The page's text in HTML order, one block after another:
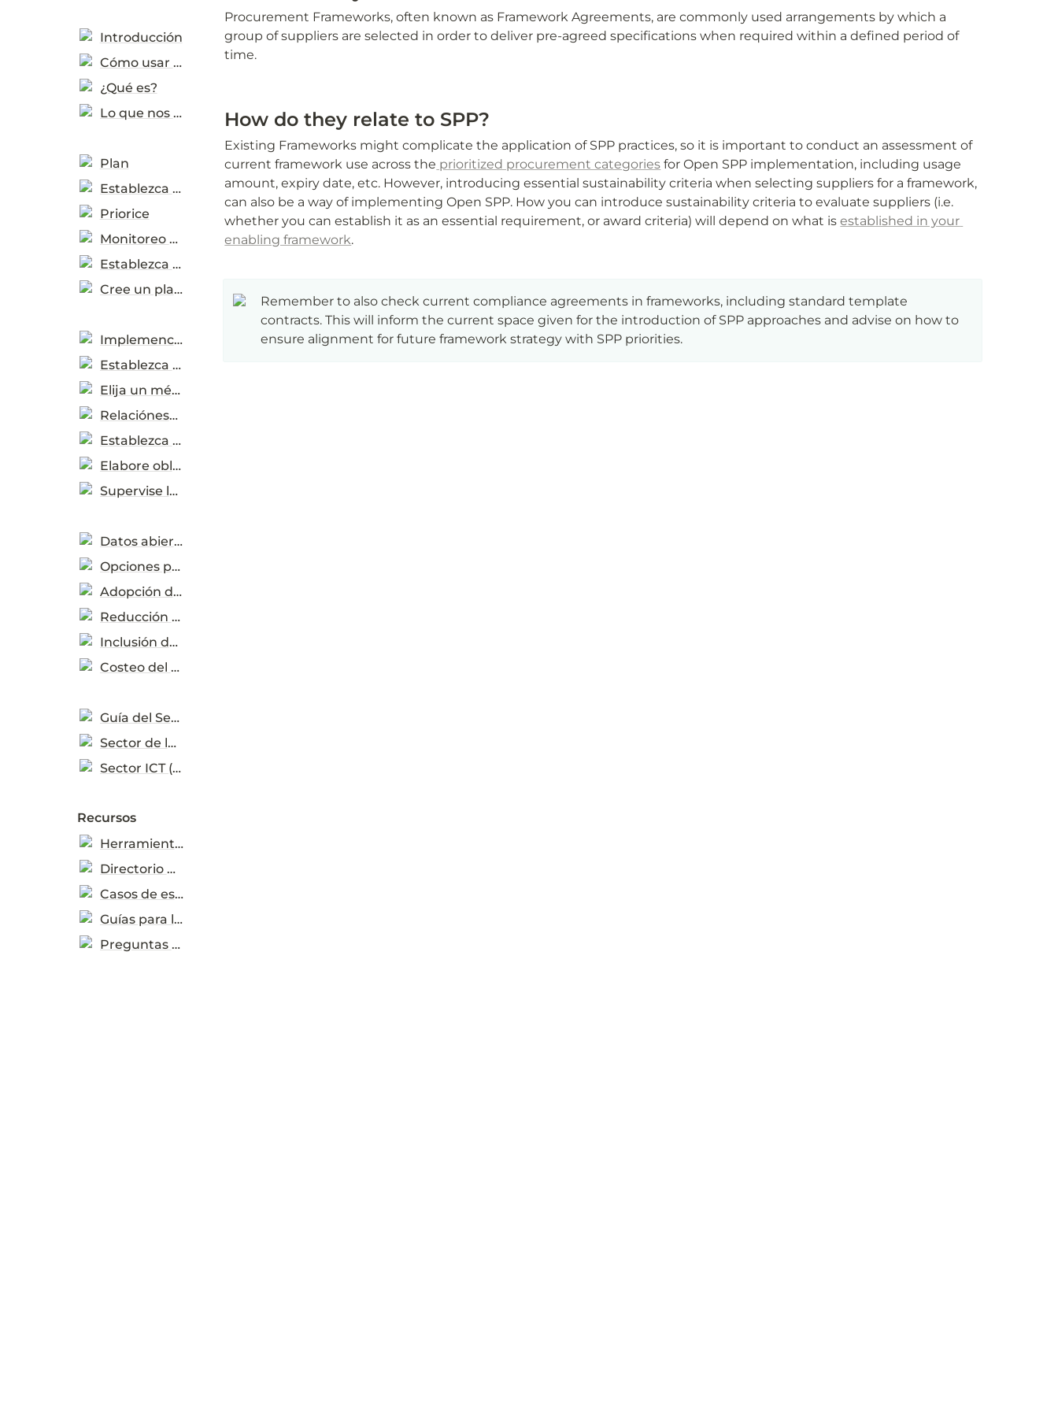
Introducción
Cómo usar la herramienta
¿Qué es?
Lo que nos dijeron los usuarios
Plan
Establezca un entorno habilitante
Priorice
Monitoreo y evaluación
Establezca mecanismos de apoyo
Cree un plan de acción
Implemención
Establezca necesidades
Elija un método de contratación
Relaciónese con el mercado
Establezca criterios de sostenibilidad
Elabore obligaciones del contrato
Supervise la implementación
Datos abiertos y progreso de medición
Opciones para el uso de datos
Adopción de CPS
Reducción de carbono
Inclusión de género
Costeo del ciclo de vida
Guía del Sector
Sector de la construcción (en inglés)
Sector ICT (en inglés)
Recursos
Herramientas descargables
Directorio de recursos
Casos de estudio
Guías para las ecoetiquetas
Preguntas frecuentes
Procurement Frameworks, often known as Framework Agreements, are commonly used arrangements by which a
group of suppliers are selected in order to deliver pre-agreed specifications when required within a defined period of
time.
How do they relate to SPP?
Existing Frameworks might complicate the application of SPP practices, so it is important to conduct an assessment of
current framework use across the prioritized procurement categories for Open SPP implementation, including usage
amount, expiry date, etc. However, introducing essential sustainability criteria when selecting suppliers for a framework,
can also be a way of implementing Open SPP. How you can introduce sustainability criteria to evaluate suppliers (i.e.
whether you can establish it as an essential requirement, or award criteria) will depend on what is established in your
enabling framework.
Remember to also check current compliance agreements in frameworks, including standard template
contracts. This will inform the current space given for the introduction of SPP approaches and advise on how to
ensure alignment for future framework strategy with SPP priorities.